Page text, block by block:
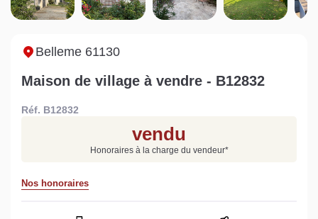
Sarthe pour booster sa
vente
quelles sont les
conséquences ?
Rapide et gratuit, recevez votre estimation
Belleme 61130
Maison de village à vendre - B12832
Réf. B12832
vendu
Honoraires à la charge du vendeur*
Nos honoraires